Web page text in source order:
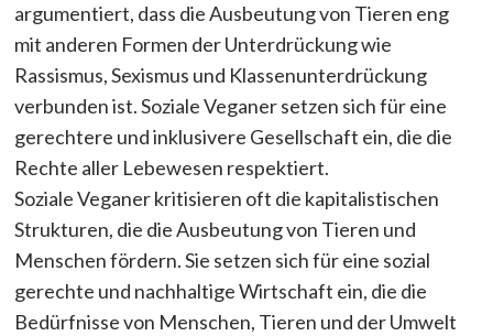
argumentiert, dass die Ausbeutung von Tieren eng
mit anderen Formen der Unterdrückung wie
Rassismus, Sexismus und Klassenunterdrückung
verbunden ist. Soziale Veganer setzen sich für eine
gerechtere und inklusivere Gesellschaft ein, die die
Rechte aller Lebewesen respektiert.
Soziale Veganer kritisieren oft die kapitalistischen
Strukturen, die die Ausbeutung von Tieren und
Menschen fördern. Sie setzen sich für eine sozial
gerechte und nachhaltige Wirtschaft ein, die die
Bedürfnisse von Menschen, Tieren und der Umwelt